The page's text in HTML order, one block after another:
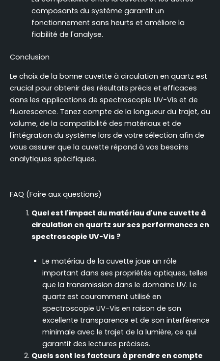
composants du système garantit un
fonctionnement sans heurts et améliore la
fiabilité de l'analyse.
Conclusion
Le choix de la bonne cuvette à circulation en quartz est
crucial pour obtenir des résultats précis et efficaces
dans les applications de spectroscopie UV-Vis et de
fluorescence. Tenez compte de la longueur du trajet, du
volume, de la compatibilité des matériaux et de
l'intégration du système lors de votre sélection afin de
vous assurer que la cuvette répond à vos besoins
analytiques spécifiques.
FAQ (Foire aux questions)
Quel est l'impact du matériau d'une cuvette à
circulation en quartz sur ses performances en
spectroscopie UV-Vis ?
Le matériau de la cuvette joue un rôle
important dans ses propriétés optiques, telles
que la transmission dans le domaine UV. Le
quartz est couramment utilisé en
spectroscopie UV-Vis en raison de son
excellente transparence et de son interférence
minimale avec le trajet de la lumière, ce qui
garantit des lectures précises.
Quels sont les facteurs à prendre en compte